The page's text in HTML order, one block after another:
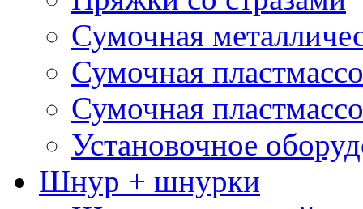
Сумочная
Сумочная
Сумочная
Установочное
Шнур + шнурки